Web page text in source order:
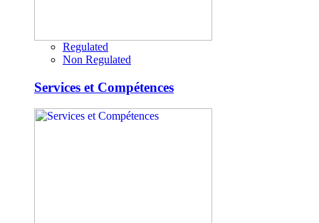
Regulated
Non Regulated
Services et Compétences